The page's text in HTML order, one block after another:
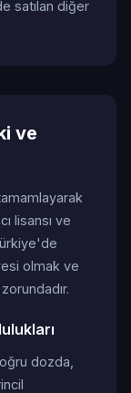
satılan diğer
ve
lisansı ve
olmak ve
dozda,